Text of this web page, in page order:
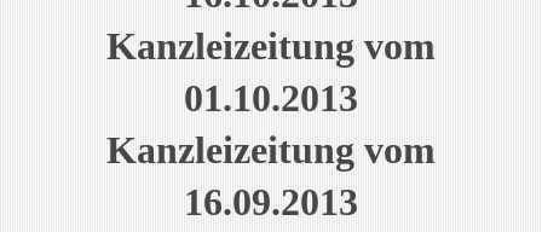
Kanzleizeitung vom
01.10.2013
Kanzleizeitung vom
16.09.2013